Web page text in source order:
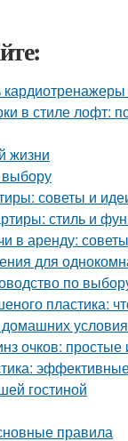
в стиле лофт:
жизни
выбору
советы и
стиль и
в аренду:
для
по
пластика:
домашних
очков:
гостиной
правила